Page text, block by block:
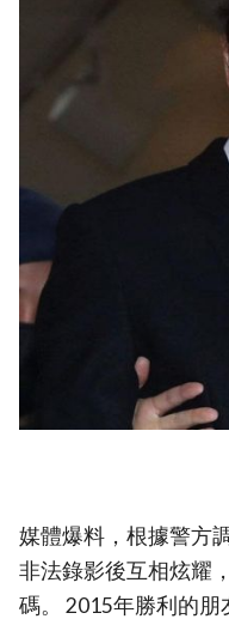
媒體爆料，根據警方
非法錄影後互相炫耀
碼。 2015年勝利的